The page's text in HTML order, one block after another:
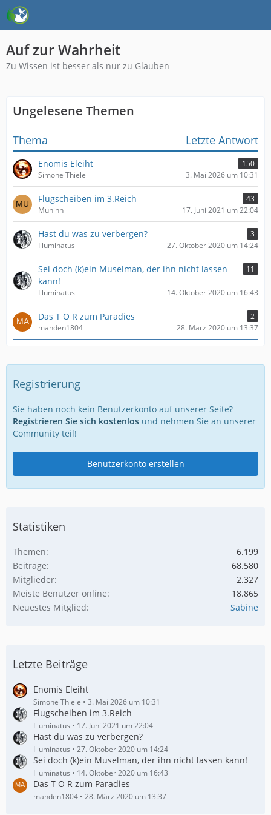
Auf zur Wahrheit
Zu Wissen ist besser als nur zu Glauben
Ungelesene Themen
Thema Letzte Antwort
Enomis Eleiht
150
Simone Thiele
3. Mai 2026 um 10:31
Flugscheiben im 3.Reich
43
Muninn
17. Juni 2021 um 22:04
Hast du was zu verbergen?
3
Illuminatus
27. Oktober 2020 um 14:24
Sei doch (k)ein Muselman, der ihn nicht lassen
kann!
11
Illuminatus 14. Oktober 2020 um 16:43
Das T O R zum Paradies
2
manden1804
28. März 2020 um 13:37
Registrierung
Sie haben noch kein Benutzerkonto auf unserer Seite?
Registrieren Sie sich kostenlos und nehmen Sie an unserer
Community teil!
Benutzerkonto erstellen
Statistiken
Themen
6.199
Beiträge
68.580
Mitglieder
2.327
Meiste Benutzer online
18.865
Neuestes Mitglied
Sabine
Letzte Beiträge
Enomis Eleiht
Simone Thiele 3. Mai 2026 um 10:31
Flugscheiben im 3.Reich
Illuminatus 17. Juni 2021 um 22:04
Hast du was zu verbergen?
Illuminatus 27. Oktober 2020 um 14:24
Sei doch (k)ein Muselman, der ihn nicht lassen kann!
Illuminatus 14. Oktober 2020 um 16:43
Das T O R zum Paradies
manden1804 28. März 2020 um 13:37